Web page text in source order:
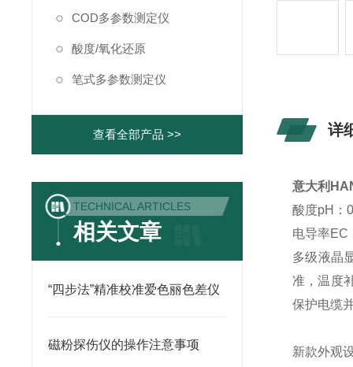
COD多参数测定仪
酸度/氧化还原
笔式多参数测定仪
查看全部产品 >>
TECHNICAL ARTICLES
相关文章
“四步法”精准校准爱色丽色差仪
磁粉探伤仪的操作注意事项
详
意大利
酸度pH：
电导率EC
多级液晶
准，温度
保护电缆
新款外观